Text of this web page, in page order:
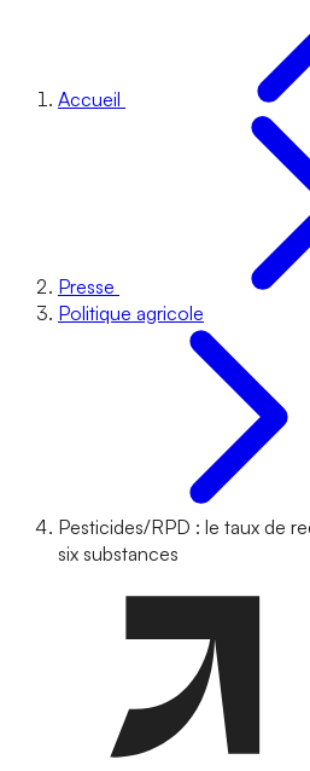
Accueil
Presse
Politique agricole
Pesticides/RPD : le taux de
six substances